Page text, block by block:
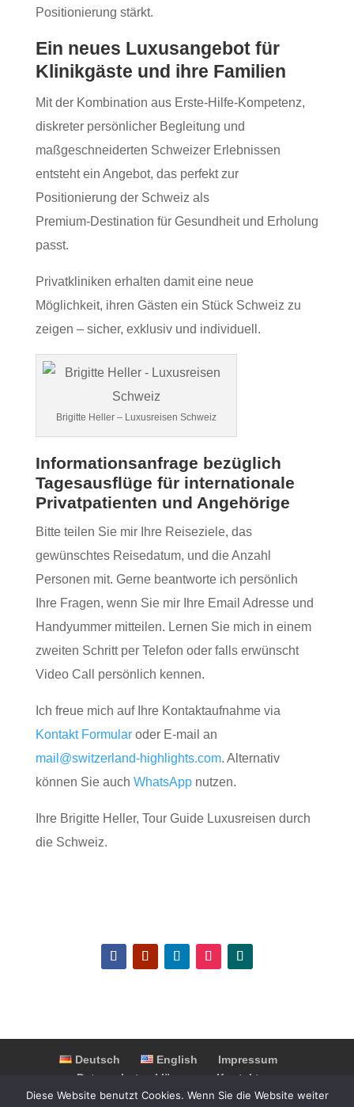
Positionierung stärkt.
Ein neues Luxusangebot für
Klinikgäste und ihre Familien
Mit der Kombination aus Erste‑Hilfe‑Kompetenz,
diskreter persönlicher Begleitung und
maßgeschneiderten Schweizer Erlebnissen
entsteht ein Angebot, das perfekt zur
Positionierung der Schweiz als
Premium‑Destination für Gesundheit und Erholung
passt.
Privatkliniken erhalten damit eine neue
Möglichkeit, ihren Gästen ein Stück Schweiz zu
zeigen – sicher, exklusiv und individuell.
Brigitte Heller – Luxusreisen Schweiz
Informationsanfrage bezüglich
Tagesausflüge für internationale
Privatpatienten und Angehörige
Bitte teilen Sie mir Ihre Reiseziele, das
gewünschtes Reisedatum, und die Anzahl
Personen mit. Gerne beantworte ich persönlich
Ihre Fragen, wenn Sie mir Ihre Email Adresse und
Handyummer mitteilen. Lernen Sie mich in einem
zweiten Schritt per Telefon oder falls erwünscht
Video Call persönlich kennen.
Ich freue mich auf Ihre Kontaktaufnahme via
Kontakt Formularoder E-mail an
mail@switzerland-highlights.com. Alternativ
können Sie auch WhatsAppnutzen.
Ihre Brigitte Heller, Tour Guide Luxusreisen durch
die Schweiz.
Deutsch English
Impressum
Datenschutzerklärung
Kontakt
Partner & Kooperationen
FAQ
Diese Website benutzt Cookies. Wenn Sie die Website weiter